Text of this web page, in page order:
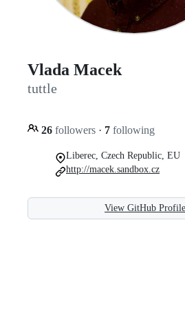
Vlada Macek
tuttle
26 followers · 7 following
Liberec, Czech Republic, EU
http://macek.sandbox.cz
View GitHub Profile